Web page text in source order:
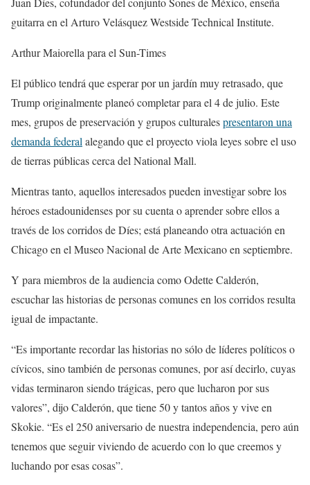
guitarra en el Arturo Velásquez Westside Technical Institute.
Arthur Maiorella para el Sun-Times
El público tendrá que esperar por un jardín muy retrasado, que
Trump originalmente planeó completar para el 4 de julio. Este
mes, grupos de preservación y grupos culturalespresentaron una
demanda federalalegando que el proyecto viola leyes sobre el uso
de tierras públicas cerca del National Mall.
Mientras tanto, aquellos interesados pueden investigar sobre los
héroes estadounidenses por su cuenta o aprender sobre ellos a
través de los corridos de Díes; está planeando otra actuación en
Chicago en el Museo Nacional de Arte Mexicano en septiembre.
Y para miembros de la audiencia como Odette Calderón,
escuchar las historias de personas comunes en los corridos resulta
igual de impactante.
“Es importante recordar las historias no sólo de líderes políticos o
cívicos, sino también de personas comunes, por así decirlo, cuyas
vidas terminaron siendo trágicas, pero que lucharon por sus
valores”, dijo Calderón, que tiene 50 y tantos años y vive en
Skokie. “Es el 250 aniversario de nuestra independencia, pero aún
tenemos que seguir viviendo de acuerdo con lo que creemos y
luchando por esas cosas”.